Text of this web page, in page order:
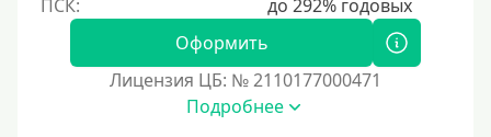
1000 руб
Оформить
Лицензия ЦБ: № 2110177000471
Подробнее